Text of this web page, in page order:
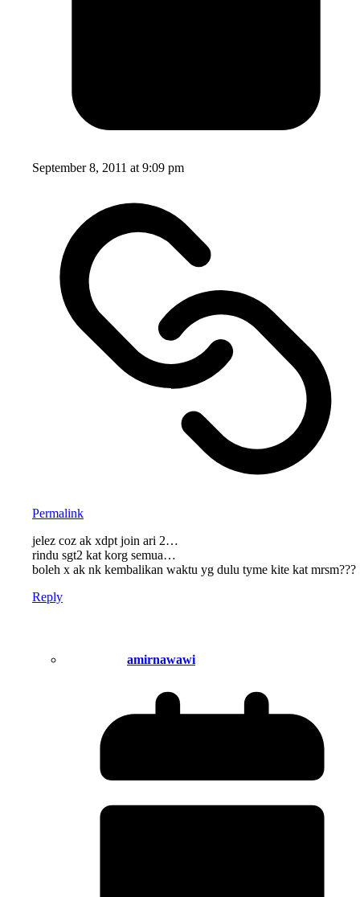
September 8, 2011 at 9:09 pm
Permalink
jelez coz ak xdpt join ari 2…
rindu sgt2 kat korg semua…
boleh x ak nk kembalikan waktu yg dulu tyme kite kat mrsm???
Reply
amirnawawi